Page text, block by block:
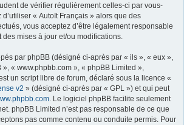
de vérifier régulièrement celles-ci par vous-
« AutoIt Français » alors que des
vous acceptez d’être légalement responsable
mises à jour et/ou modifications.
par phpBB (désigné ci-après par « ils », « eux »,
« www.phpbb.com », « phpBB Limited »,
un script libre de forum, déclaré sous la licence «
v2 » (désigné ci-après par « GPL ») et qui peut
. Le logiciel phpBB facilite seulement
phpBB Limited n’est pas responsable de ce que
pas comme contenu ou conduite permis. Pour